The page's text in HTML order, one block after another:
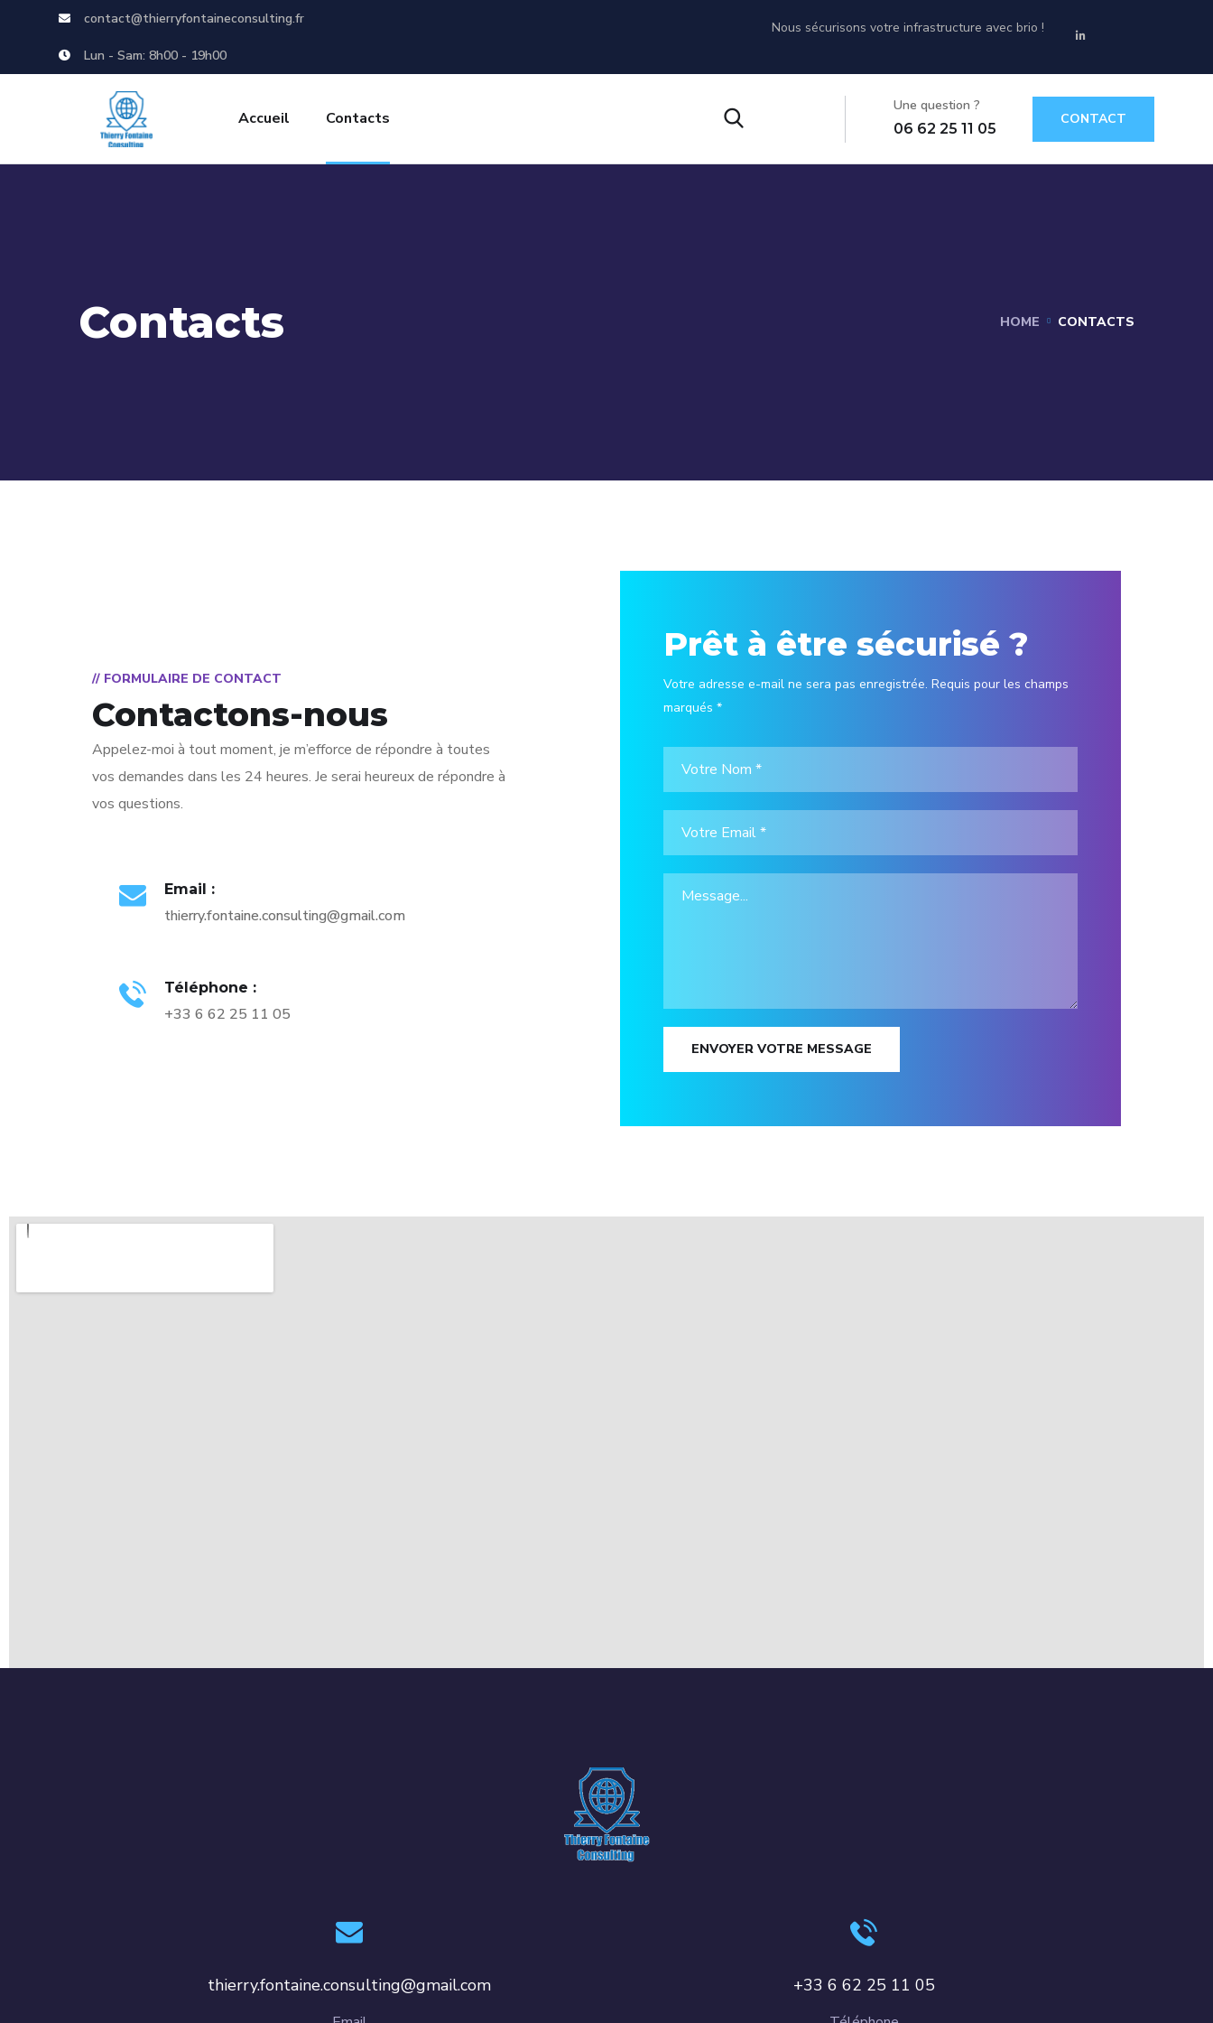
contact@thierryfontaineconsulting.fr
Lun - Sam: 8h00 - 19h00
Nous sécurisons votre infrastructure avec brio !
Accueil Contacts
Une question ?
06 62 25 11 05
CONTACT
Contacts HOME CONTACTS
// FORMULAIRE DE CONTACT
Contactons-nous
Appelez-moi à tout moment, je m’efforce de répondre à toutes
vos demandes dans les 24 heures. Je serai heureux de répondre à
vos questions.
Email :
thierry.fontaine.consulting@gmail.com
Téléphone :
+33 6 62 25 11 05
Prêt à être sécurisé ?
Votre adresse e-mail ne sera pas enregistrée. Requis pour les champs
marqués *
ENVOYER VOTRE MESSAGE
thierry.fontaine.consulting@gmail.com +33 6 62 25 11 05